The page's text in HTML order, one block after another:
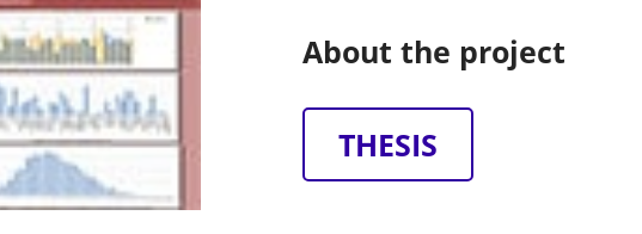
About the project
THESIS